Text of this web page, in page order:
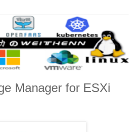
Manager for ESXi